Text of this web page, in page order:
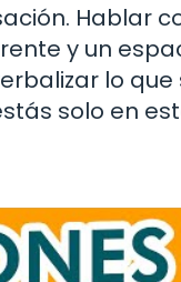
Hablar
y un
lo
solo en